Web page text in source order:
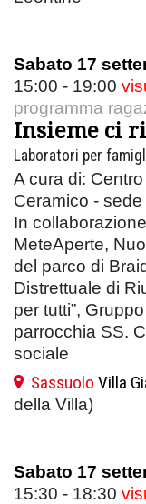
Sabato 17
15:00 - 19:00
programma
Insieme ci
Laboratori per
A cura di:
Ceramico -
In
MeteAperte,
del parco di
Distrettuale di
per tutti”,
parrocchia SS.
sociale
Sassuolo Villa
della Villa)
Sabato 17
15:30 - 18:30